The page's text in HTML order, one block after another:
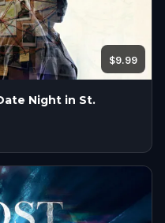
$9.99
Night in St.